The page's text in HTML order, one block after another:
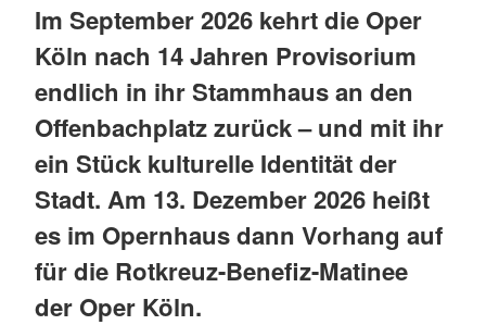
Im September 2026 kehrt die Oper
Köln nach 14 Jahren Provisorium
endlich in ihr Stammhaus an den
Offenbachplatz zurück – und mit ihr
ein Stück kulturelle Identität der
Stadt. Am 13. Dezember 2026 heißt
es im Opernhaus dann Vorhang auf
für die Rotkreuz-Benefiz-Matinee
der Oper Köln.